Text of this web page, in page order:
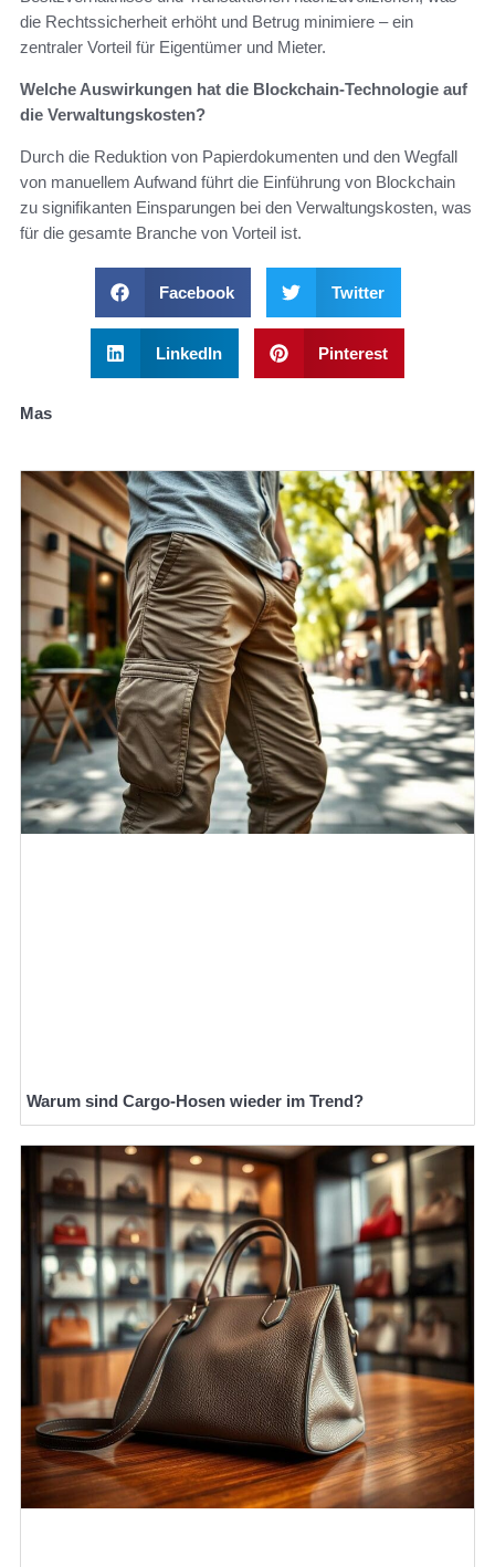
die Rechtssicherheit erhöht und Betrug minimiere – ein
zentraler Vorteil für Eigentümer und Mieter.
Welche Auswirkungen hat die Blockchain-Technologie auf
die Verwaltungskosten?
Durch die Reduktion von Papierdokumenten und den Wegfall
von manuellem Aufwand führt die Einführung von Blockchain
zu signifikanten Einsparungen bei den Verwaltungskosten, was
für die gesamte Branche von Vorteil ist.
Facebook Twitter
LinkedIn Pinterest
Mas
Warum sind Cargo-Hosen wieder im Trend?